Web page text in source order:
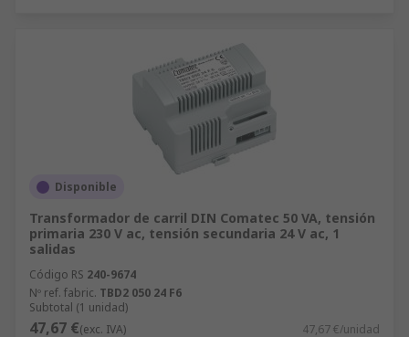
Disponible
Transformador de carril DIN Comatec 50 VA, tensión
primaria 230 V ac, tensión secundaria 24 V ac, 1
salidas
Código RS 240-9674
Nº ref. fabric. TBD2 050 24 F6
Subtotal (1 unidad)
47,67 €(exc. IVA) 47,67 €/unidad